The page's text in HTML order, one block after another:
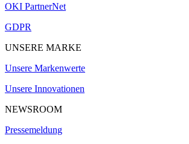
OKI PartnerNet
GDPR
UNSERE MARKE
Unsere Markenwerte
Unsere Innovationen
NEWSROOM
Pressemeldung